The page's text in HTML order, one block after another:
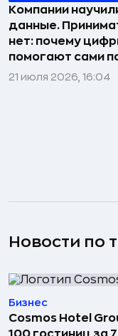
Компании
данные.
нет: почему
помогают сами
21 июля 2026, 16:04
Новости по
Бизнес
Cosmos Hotel
100 гостиниц за